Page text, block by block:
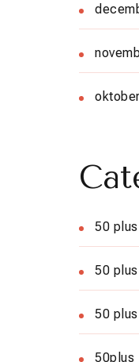
50 plus
50
50
50plus